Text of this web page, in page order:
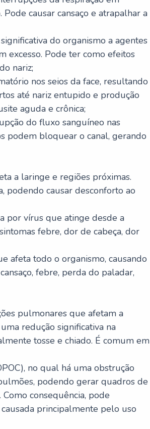
causar cansaço e atrapalhar a
do organismo a agentes
excesso. Pode ter como efeitos
nariz;
nos seios da face, resultando
até nariz entupido e produção
aguda e crônica;
do fluxo sanguíneo nas
podem bloquear o canal, gerando
a laringe e regiões próximas.
podendo causar desconforto ao
por vírus que atinge desde a
febre, dor de cabeça, dor
afeta todo o organismo, causando
febre, perda do paladar,
pulmonares que afetam a
redução significativa na
tosse e chiado. É comum em
no qual há uma obstrução
podendo gerar quadros de
consequência, pode
principalmente pelo uso